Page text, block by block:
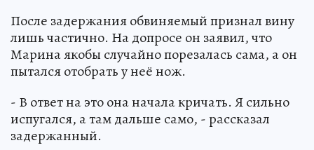
После задержания обвиняемый признал вину
лишь частично. На допросе он заявил, что
Марина якобы случайно порезалась сама, а он
пытался отобрать у неё нож.
- В ответ на это она начала кричать. Я сильно
испугался, а там дальше само, - рассказал
задержанный.